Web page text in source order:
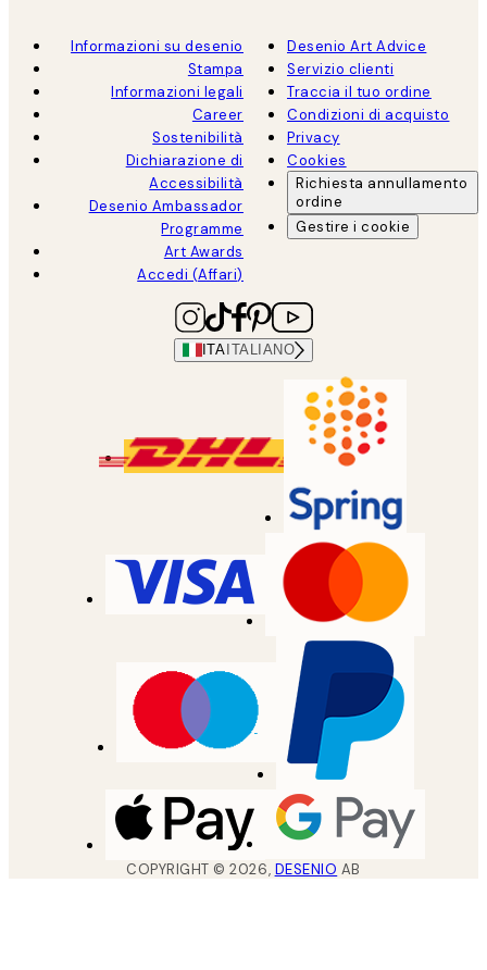
Informazioni su desenio
Stampa
Informazioni legali
Career
Sostenibilità
Dichiarazione di
Accessibilità
Desenio Ambassador
Programme
Art Awards
Accedi (Affari)
Desenio Art Advice
Servizio clienti
Traccia il tuo ordine
Condizioni di acquisto
Privacy
Cookies
Richiesta annullamento
ordine
Gestire i cookie
ITA ITALIANO
COPYRIGHT ©2026, DESENIO AB